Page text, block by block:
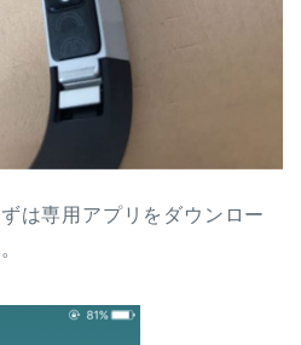
は専用アプリをダウンロー